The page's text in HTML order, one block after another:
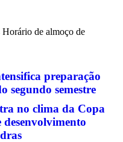
Horário de almoço de
preparação
segundo semestre
no clima da Copa